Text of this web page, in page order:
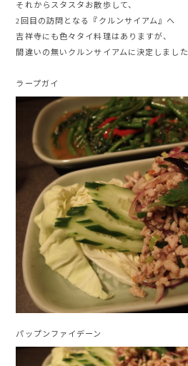
それからスタスタお散歩して、
2回目の訪問となる『クルンサイアム』へ
吉祥寺にも色々タイ料理はありますが、
間違いの無いクルンサイアムに決定しました
ラープガイ
パップンファイデーン